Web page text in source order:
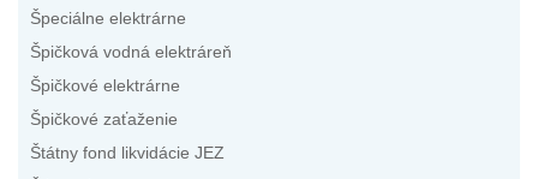
Špeciálne elektrárne
Špičková vodná elektráreň
Špičkové elektrárne
Špičkové zaťaženie
Štátny fond likvidácie JEZ